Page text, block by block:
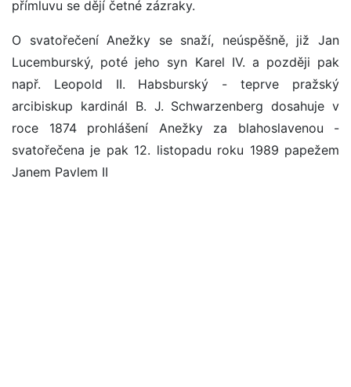
přímluvu se dějí četné zázraky.
O svatořečení Anežky se snaží, neúspěšně, již Jan
Lucemburský, poté jeho syn Karel IV. a později pak
např. Leopold II. Habsburský - teprve pražský
arcibiskup kardinál B. J. Schwarzenberg dosahuje v
roce 1874 prohlášení Anežky za blahoslavenou -
svatořečena je pak 12. listopadu roku 1989 papežem
Janem Pavlem II